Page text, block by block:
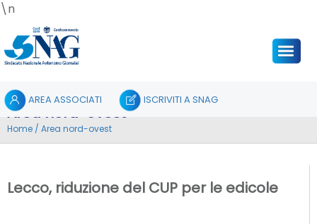
\n
AREA ASSOCIATI ISCRIVITI A SNAG
Area nord-ovest
Home / Area nord-ovest
Lecco, riduzione del CUP per le edicole